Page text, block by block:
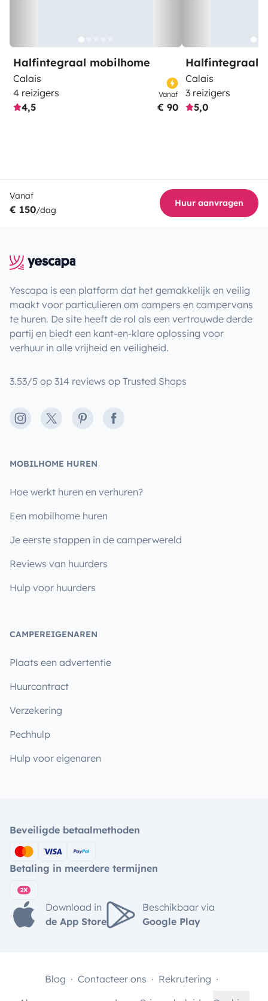
Halfintegraal mobilhome
Calais
4 reizigers
4,5
Vanaf
€ 90
Halfintegraal
Calais
3 reizigers
5,0
Vanaf
€ 150/dag
Huur aanvragen
Yescapa is een platform dat het gemakkelijk en veilig
maakt voor particulieren om campers en campervans
te huren. De site heeft de rol als een vertrouwde derde
partij en biedt een kant-en-klare oplossing voor
verhuur in alle vrijheid en veiligheid.
3.53/5 op 314 reviews op Trusted Shops
Instagram
X PinterestFacebook
MOBILHOME HUREN
Hoe werkt huren en verhuren?
Een mobilhome huren
Je eerste stappen in de camperwereld
Reviews van huurders
Hulp voor huurders
CAMPEREIGENAREN
Plaats een advertentie
Huurcontract
Verzekering
Pechhulp
Hulp voor eigenaren
Beveiligde betaalmethoden
Betaling in meerdere termijnen
Download in
de App Store
Beschikbaar via
Google Play
Blog Contacteer ons
Rekrutering